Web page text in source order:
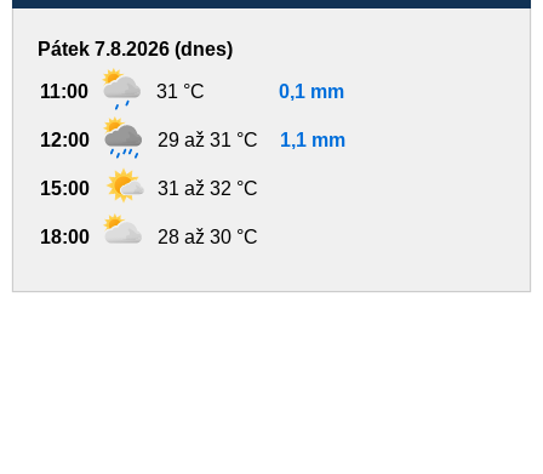
Pátek 7.8.2026 (dnes)
11:00 31 °C 0,1 mm
12:00 29 až 31 °C 1,1 mm
15:00 31 až 32 °C
18:00 28 až 30 °C